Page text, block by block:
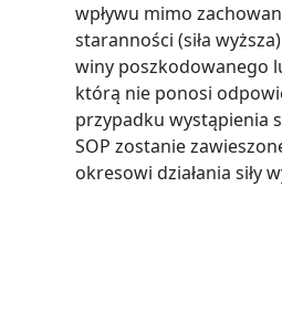
wpływu mimo
staranności (siła
winy poszkodowanego
którą nie ponosi
przypadku wystąpienia
SOP zostanie
okresowi działania siły